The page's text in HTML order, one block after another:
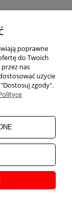
poprawne
do Twoich
nas
użycie
zgody".